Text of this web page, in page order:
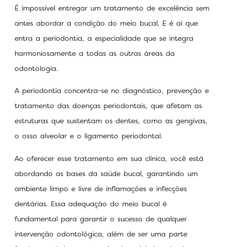
É impossível entregar um tratamento de excelência sem
antes abordar a condição do meio bucal. E é aí que
entra a periodontia, a especialidade que se integra
harmoniosamente a todas as outras áreas da
odontologia.
A periodontia concentra-se no diagnóstico, prevenção e
tratamento das doenças periodontais, que afetam as
estruturas que sustentam os dentes, como as gengivas,
o osso alveolar e o ligamento periodontal.
Ao oferecer esse tratamento em sua clínica, você está
abordando as bases da saúde bucal, garantindo um
ambiente limpo e livre de inflamações e infecções
dentárias. Essa adequação do meio bucal é
fundamental para garantir o sucesso de qualquer
intervenção odontológica, além de ser uma parte